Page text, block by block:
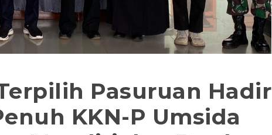
Pasuruan Hadir
KKN-P Umsida